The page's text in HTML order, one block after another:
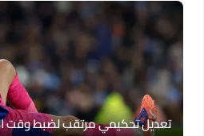
تعديل تحكيمي مرتقب لضبط وقت اللعب